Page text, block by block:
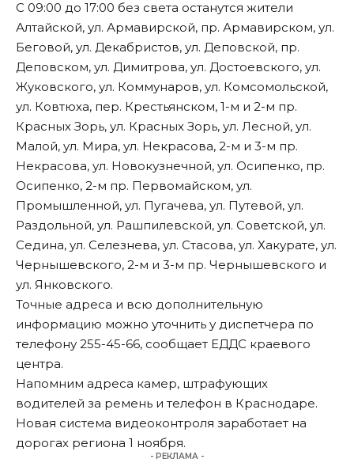
С 09:00 до 17:00 без света останутся жители
Алтайской, ул. Армавирской, пр. Армавирском, ул.
Беговой, ул. Декабристов, ул. Деповской, пр.
Деповском, ул. Димитрова, ул. Достоевского, ул.
Жуковского, ул. Коммунаров, ул. Комсомольской,
ул. Ковтюха, пер. Крестьянском, 1-м и 2-м пр.
Красных Зорь, ул. Красных Зорь, ул. Лесной, ул.
Малой, ул. Мира, ул. Некрасова, 2-м и 3-м пр.
Некрасова, ул. Новокузнечной, ул. Осипенко, пр.
Осипенко, 2-м пр. Первомайском, ул.
Промышленной, ул. Пугачева, ул. Путевой, ул.
Раздольной, ул. Рашпилевской, ул. Советской, ул.
Седина, ул. Селезнева, ул. Стасова, ул. Хакурате, ул.
Чернышевского, 2-м и 3-м пр. Чернышевского и
ул. Янковского.
Точные адреса и всю дополнительную
информацию можно уточнить у диспетчера по
телефону 255-45-66, сообщает ЕДДС краевого
центра.
Напомним адреса камер, штрафующих
водителей за ремень и телефон в Краснодаре.
Новая система видеоконтроля заработает на
дорогах региона 1 ноября.
- РЕКЛАМА -